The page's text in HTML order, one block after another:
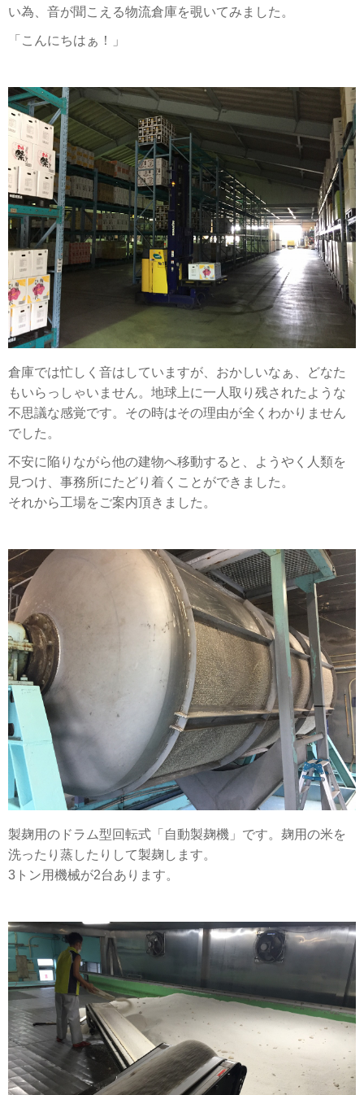
い為、音が聞こえる物流倉庫を覗いてみました。
「こんにちはぁ！」
倉庫では忙しく音はしていますが、おかしいなぁ、どなた
もいらっしゃいません。地球上に一人取り残されたような
不思議な感覚です。その時はその理由が全くわかりません
でした。
不安に陥りながら他の建物へ移動すると、ようやく人類を
見つけ、事務所にたどり着くことができました。
それから工場をご案内頂きました。
製麹用のドラム型回転式「自動製麹機」です。麹用の米を
洗ったり蒸したりして製麹します。
3トン用機械が2台あります。